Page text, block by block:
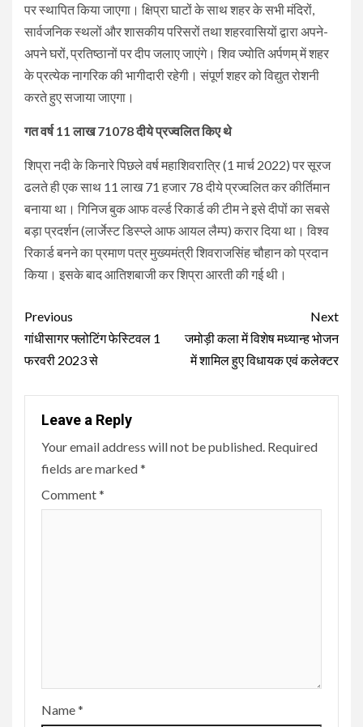
पर स्थापित किया जाएगा। क्षिप्रा घाटों के साथ शहर के सभी मंदिरों,
सार्वजनिक स्थलों और शासकीय परिसरों तथा शहरवासियों द्वारा अपने-
अपने घरों, प्रतिष्ठानों पर दीप जलाए जाएंगे। शिव ज्योति अर्पणम् में शहर
के प्रत्येक नागरिक की भागीदारी रहेगी। संपूर्ण शहर को विद्युत रोशनी
करते हुए सजाया जाएगा।
गत वर्ष 11 लाख 71078 दीये प्रज्वलित किए थे
शिप्रा नदी के किनारे पिछले वर्ष महाशिवरात्रि (1 मार्च 2022) पर सूरज
ढलते ही एक साथ 11 लाख 71 हजार 78 दीये प्रज्वलित कर कीर्तिमान
बनाया था। गिनिज बुक आफ वर्ल्ड रिकार्ड की टीम ने इसे दीपों का सबसे
बड़ा प्रदर्शन (लार्जेस्ट डिस्प्ले आफ आयल लैम्प) करार दिया था। विश्व
रिकार्ड बनने का प्रमाण पत्र मुख्यमंत्री शिवराजसिंह चौहान को प्रदान
किया। इसके बाद आतिशबाजी कर शिप्रा आरती की गई थी।
Continue
Reading
Previous
गांधीसागर फ्लोटिंग फेस्टिवल 1
फरवरी 2023 से
Next
जमोड़ी कला में विशेष मध्यान्ह भोजन
में शामिल हुए विधायक एवं कलेक्टर
Leave a Reply
Your email address will not be published. Required
fields are marked*
Comment*
Name*